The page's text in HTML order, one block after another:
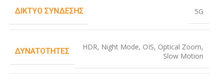
ΔΊΚΤΥΟ ΣΎΝΔΕΣΗΣ 5G
ΔΥΝΑΤΌΤΗΤΕΣ HDR, Night Mode, OIS, Optical Zoom,
Slow Motion